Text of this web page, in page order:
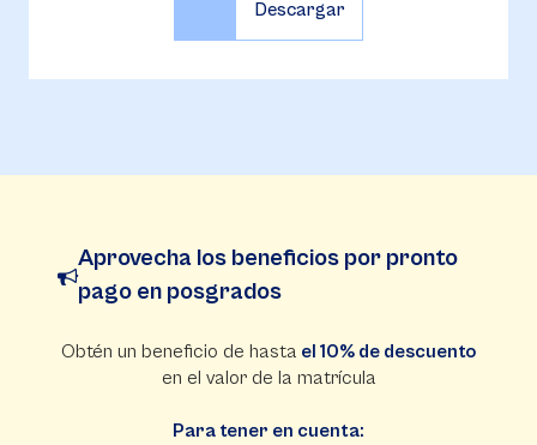
Aprovecha los beneficios por pronto
pago en posgrados
Obtén un beneficio de hasta el 10% de descuento
en el valor de la matrícula
Para tener en cuenta: